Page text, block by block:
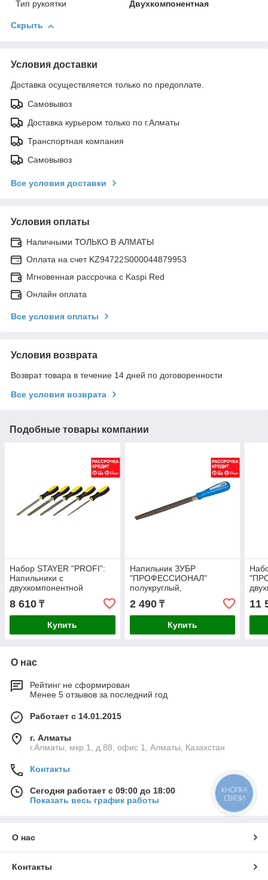
Тип рукоятки
Двухкомпонентная
Скрыть
Условия доставки
Доставка осуществляется только по предоплате.
Самовывоз
Доставка курьером только по г.Алматы
Транспортная компания
Самовывоз
Все условия доставки
Условия оплаты
Наличными ТОЛЬКО В АЛМАТЫ
Оплата на счет KZ94722S000044879953
Мгновенная рассрочка с Kaspi Red
Онлайн оплата
Все условия оплаты
Условия возврата
Возврат товара в течение 14 дней по договоренности
Все условия возврата
Подобные товары компании
Набор STAYER "PROFI":
Напильники с
двухкомпонентной
8 610 ₸
Купить
Напильник ЗУБР
"ПРОФЕССИОНАЛ"
полукруглый,
рукоятка, № 2, 200мм
(1621-20-2)
2 490₸
Купить
11
О нас
Рейтинг не сформирован
Менее 5 отзывов за последний год
Работает с 14.01.2015
г. Алматы
г.Алматы, мкр.1, д.88, офис 1, Алматы, Казахстан
Контакты
Сегодня работает с 09:00 до 18:00
Показать весь график работы
О нас
Контакты
КНОПКА
СВЯЗИ